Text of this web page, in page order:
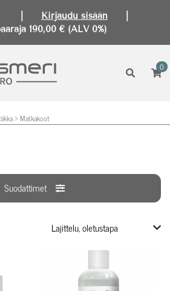
Kirjaudu sisään
190,00 € (ALV 0%)
0
>Matkakoot
Suodattimet